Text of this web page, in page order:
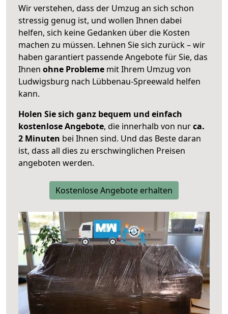
Wir verstehen, dass der Umzug an sich schon
stressig genug ist, und wollen Ihnen dabei
helfen, sich keine Gedanken über die Kosten
machen zu müssen. Lehnen Sie sich zurück – wir
haben garantiert passende Angebote für Sie, das
Ihnen ohne Probleme mit Ihrem Umzug von
Ludwigsburg nach Lübbenau-Spreewald helfen
kann.
Holen Sie sich ganz bequem und einfach
kostenlose Angebote, die innerhalb von nurca.
2 Minuten bei Ihnen sind. Und das Beste daran
ist, dass all dies zu erschwinglichen Preisen
angeboten werden.
Kostenlose Angebote erhalten